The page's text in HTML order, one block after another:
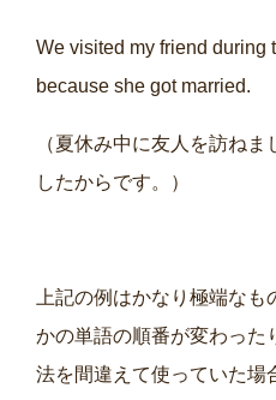
We visited my friend during
because she got married.
（夏休み中に友人を訪ね
したからです。）
上記の例はかなり極端な
かの単語の順番が変わった
法を間違えて使っていた場